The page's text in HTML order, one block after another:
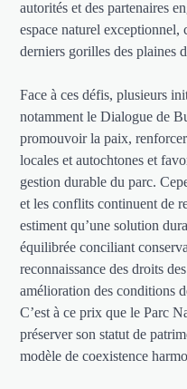
autorités et des partenaires
espace naturel
derniers gorilles des plaines
Face à ces défis, plusieurs
notamment le Dialogue de
promouvoir la paix,
locales et autochtones et
gestion durable du parc.
et les conflits continuent de
estiment qu’une solution
équilibrée conciliant
reconnaissance des droits
amélioration des conditions
C’est à ce prix que le Parc
préserver son statut de
modèle de coexistence